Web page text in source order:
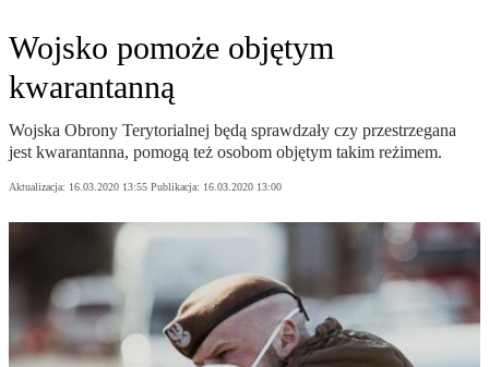
Wojsko pomoże objętym
kwarantanną
Wojska Obrony Terytorialnej będą sprawdzały czy przestrzegana
jest kwarantanna, pomogą też osobom objętym takim reżimem.
Aktualizacja: 16.03.2020 13:55 Publikacja: 16.03.2020 13:00